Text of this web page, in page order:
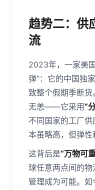
趋势二：供
流
2023年，一家美
弹”：它的中国独
致整个假期季断
无恙——它采用“
不同国家的工厂
本虽略高，但弹性
这背后是“万物可
球任意两点间的
管理成为可能。